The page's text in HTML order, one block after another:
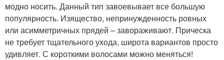
модно носить. Данный тип завоевывает все большую
популярность. Изящество, непринужденность ровных
или асимметричных прядей – завораживают. Прическа
не требует тщательного ухода, широта вариантов просто
удивляет. С короткими волосами можно меняться!